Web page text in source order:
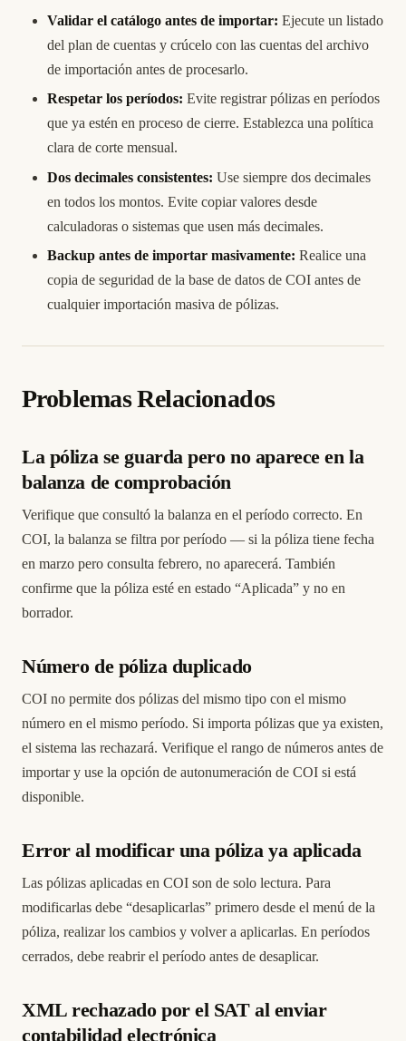
Validar el catálogo antes de importar: Ejecute un listado
del plan de cuentas y crúcelo con las cuentas del archivo
de importación antes de procesarlo.
Respetar los períodos: Evite registrar pólizas en períodos
que ya estén en proceso de cierre. Establezca una política
clara de corte mensual.
Dos decimales consistentes: Use siempre dos decimales
en todos los montos. Evite copiar valores desde
calculadoras o sistemas que usen más decimales.
Backup antes de importar masivamente: Realice una
copia de seguridad de la base de datos de COI antes de
cualquier importación masiva de pólizas.
Problemas Relacionados
La póliza se guarda pero no aparece en la
balanza de comprobación
Verifique que consultó la balanza en el período correcto. En
COI, la balanza se filtra por período — si la póliza tiene fecha
en marzo pero consulta febrero, no aparecerá. También
confirme que la póliza esté en estado “Aplicada” y no en
borrador.
Número de póliza duplicado
COI no permite dos pólizas del mismo tipo con el mismo
número en el mismo período. Si importa pólizas que ya existen,
el sistema las rechazará. Verifique el rango de números antes de
importar y use la opción de autonumeración de COI si está
disponible.
Error al modificar una póliza ya aplicada
Las pólizas aplicadas en COI son de solo lectura. Para
modificarlas debe “desaplicarlas” primero desde el menú de la
póliza, realizar los cambios y volver a aplicarlas. En períodos
cerrados, debe reabrir el período antes de desaplicar.
XML rechazado por el SAT al enviar
contabilidad electrónica